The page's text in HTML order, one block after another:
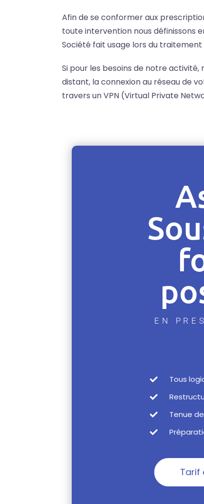
Afin de se conformer aux
toute intervention nous définissons
Société fait usage lors du
Si pour les besoins de notre
distant, la connexion au réseau de
travers un VPN (Virtual Private
EN
Tous
Tenue
Tarif